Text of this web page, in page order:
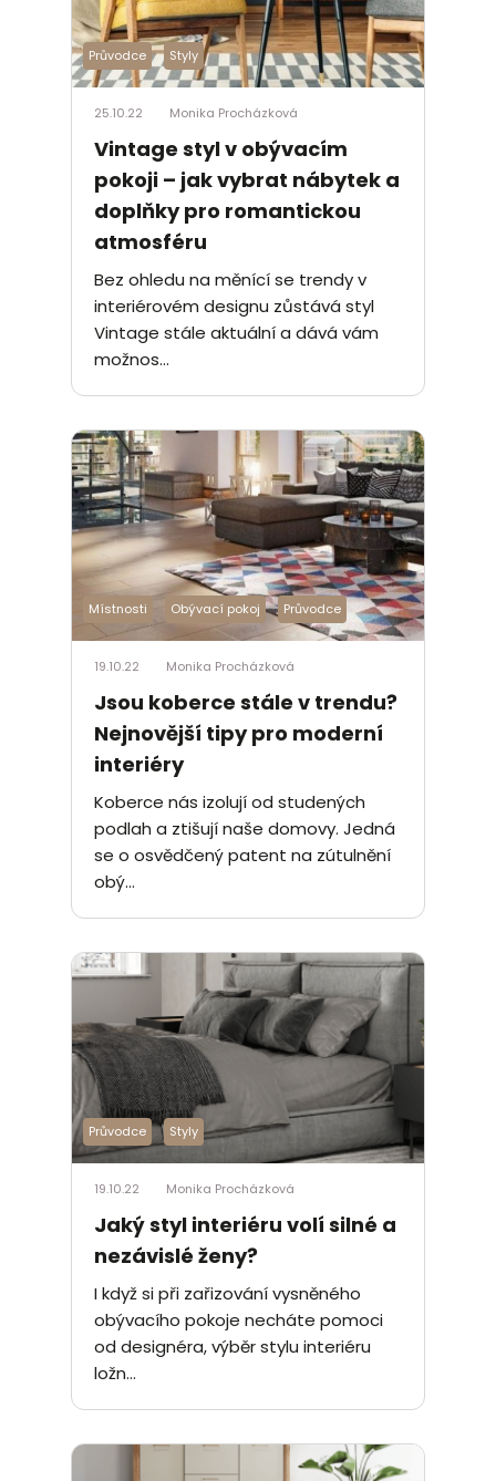
Průvodce Styly
25.10.22 Monika Procházková
Vintage styl v obývacím
pokoji – jak vybrat nábytek a
doplňky pro romantickou
atmosféru
Bez ohledu na měnící se trendy v
interiérovém designu zůstává styl
Vintage stále aktuální a dává vám
možnos...
Místnosti Obývací pokoj Průvodce
19.10.22 Monika Procházková
Jsou koberce stále v trendu?
Nejnovější tipy pro moderní
interiéry
Koberce nás izolují od studených
podlah a ztišují naše domovy. Jedná
se o osvědčený patent na zútulnění
obý...
Průvodce Styly
19.10.22 Monika Procházková
Jaký styl interiéru volí silné a
nezávislé ženy?
I když si při zařizování vysněného
obývacího pokoje necháte pomoci
od designéra, výběr stylu interiéru
ložn...